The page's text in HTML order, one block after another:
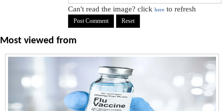
Can't read the image? clickhere to refresh
Most viewed from